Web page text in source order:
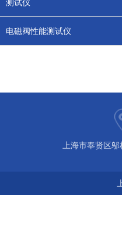
测试仪
电磁阀性能测试仪
上海市奉贤区